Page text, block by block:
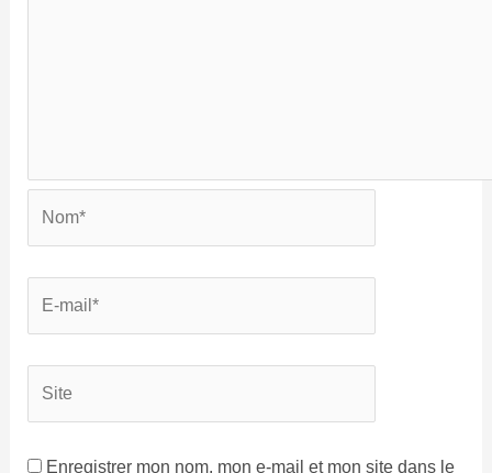
Enregistrer mon nom, mon e-mail et mon site dans le